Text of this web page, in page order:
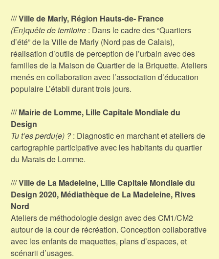
///Ville de Marly, Région Hauts-de- France
(En)quête de territoire : Dans le cadre des “Quartiers
d’été” de la Ville de Marly (Nord pas de Calais),
réalisation d’outils de perception de l’urbain avec des
familles de la Maison de Quartier de la Briquette. Ateliers
menés en collaboration avec l’association d’éducation
populaire L’établi durant trois jours.
///Mairie de Lomme, Lille Capitale Mondiale du
Design
Tu t’es perdu(e) ?: Diagnostic en marchant et ateliers de
cartographie participative avec les habitants du quartier
du Marais de Lomme.
///Ville de La Madeleine, Lille Capitale Mondiale du
Design 2020, Médiathèque de La Madeleine, Rives
Nord
Ateliers de méthodologie design avec des CM1/CM2
autour de la cour de récréation. Conception collaborative
avec les enfants de maquettes, plans d’espaces, et
scénarii d’usages.